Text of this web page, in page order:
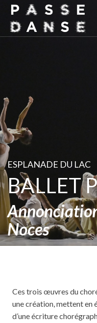
LES LIEUX PARTENAIRES
ADHÉREZ
ESPLANADE DU LAC
BALLET
Noces
Ces trois œuvres du
une création, mettent en
d’une écriture